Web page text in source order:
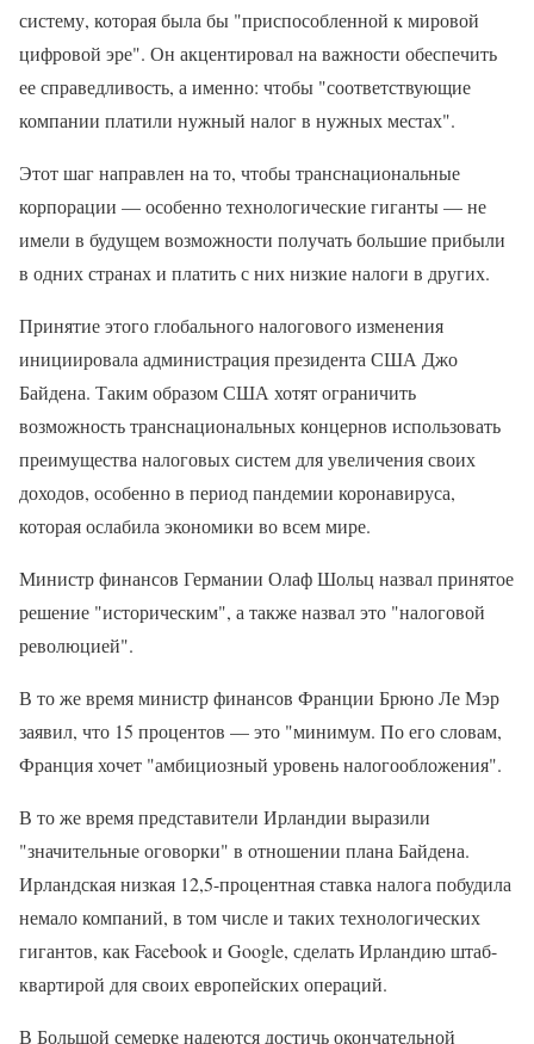
систему, которая была бы "приспособленной к мировой
цифровой эре". Он акцентировал на важности обеспечить
ее справедливость, а именно: чтобы "соответствующие
компании платили нужный налог в нужных местах".
Этот шаг направлен на то, чтобы транснациональные
корпорации — особенно технологические гиганты — не
имели в будущем возможности получать большие прибыли
в одних странах и платить с них низкие налоги в других.
Принятие этого глобального налогового изменения
инициировала администрация президента США Джо
Байдена. Таким образом США хотят ограничить
возможность транснациональных концернов использовать
преимущества налоговых систем для увеличения своих
доходов, особенно в период пандемии коронавируса,
которая ослабила экономики во всем мире.
Министр финансов Германии Олаф Шольц назвал принятое
решение "историческим", а также назвал это "налоговой
революцией".
В то же время министр финансов Франции Брюно Ле Мэр
заявил, что 15 процентов — это "минимум. По его словам,
Франция хочет "амбициозный уровень налогообложения".
В то же время представители Ирландии выразили
"значительные оговорки" в отношении плана Байдена.
Ирландская низкая 12,5-процентная ставка налога побудила
немало компаний, в том числе и таких технологических
гигантов, как Facebook и Google, сделать Ирландию штаб-
квартирой для своих европейских операций.
В Большой семерке надеются достичь окончательной